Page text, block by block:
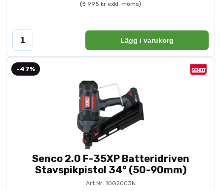
(3 995 kr exkl. moms)
Lägg i varukorg
-47%
Senco 2.0 F-35XP Batteridriven
Stavspikpistol 34° (50-90mm)
Art.Nr: 10G2003N